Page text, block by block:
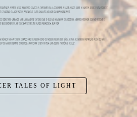
TALES OF LIGHT